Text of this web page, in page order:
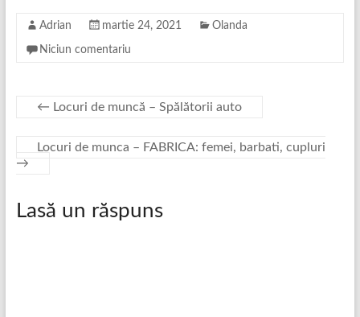
Adrian martie 24, 2021 Olanda
Niciun comentariu
← Locuri de muncă – Spălătorii auto
Locuri de munca – FABRICA: femei, barbati, cupluri
→
Lasă un răspuns